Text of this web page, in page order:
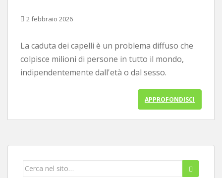
2 febbraio 2026
La caduta dei capelli è un problema diffuso che
colpisce milioni di persone in tutto il mondo,
indipendentemente dall'età o dal sesso.
APPROFONDISCI
Cerca...